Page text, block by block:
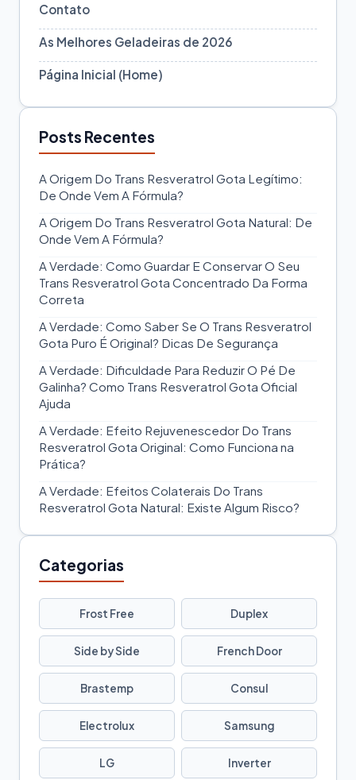
Contato
As Melhores Geladeiras de 2026
Página Inicial (Home)
Posts Recentes
A Origem Do Trans Resveratrol Gota Legítimo:
De Onde Vem A Fórmula?
A Origem Do Trans Resveratrol Gota Natural: De
Onde Vem A Fórmula?
A Verdade: Como Guardar E Conservar O Seu
Trans Resveratrol Gota Concentrado Da Forma
Correta
A Verdade: Como Saber Se O Trans Resveratrol
Gota Puro É Original? Dicas De Segurança
A Verdade: Dificuldade Para Reduzir O Pé De
Galinha? Como Trans Resveratrol Gota Oficial
Ajuda
A Verdade: Efeito Rejuvenescedor Do Trans
Resveratrol Gota Original: Como Funciona na
Prática?
A Verdade: Efeitos Colaterais Do Trans
Resveratrol Gota Natural: Existe Algum Risco?
Categorias
Frost Free Duplex
Side by Side French Door
Brastemp Consul
Electrolux Samsung
LG Inverter